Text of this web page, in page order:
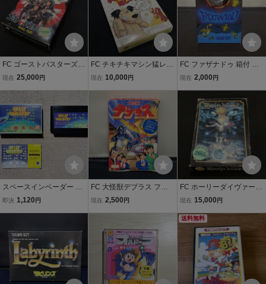
FC ゴーストバスターズ2
箱付 取説付 ファミコンソ
ーム 当時物 (08038米
現在 25,000 円
FC チキチキマシン猛レー
ス 箱付 取説付 ファミコン
現在 10,000 円
FC ファザナドゥ 箱付 取
説付 ファミコン ソフト レ
現在 2,000 円
スペースインベーダー 箱
取説付 FC ファミコンソ
即決 1,120 円
FC 大怪獣デブラス ファ
ミコン 箱取説付き 当時物
現在 2,500 円
FC ホーリーダイヴァー
箱付 取説付 ファミコンソ
ム 当時物 (08068米
現在 15,000 円
送料無料